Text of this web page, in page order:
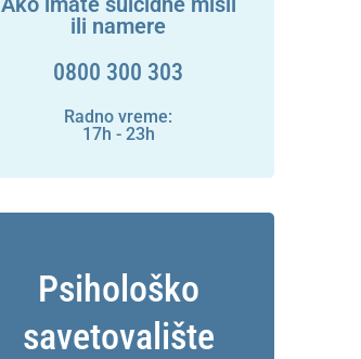
ili namere
0800 300 303
Radno vreme:
17h - 23h
Psihološko
savetovalište